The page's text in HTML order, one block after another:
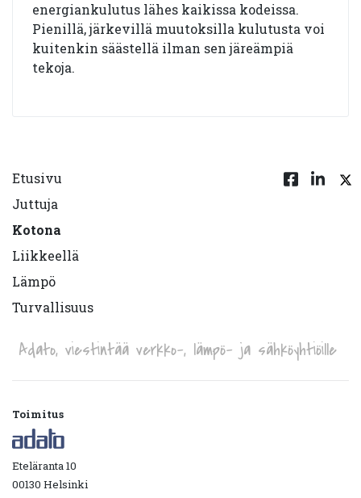
energiankulutus lähes kaikissa kodeissa.
Pienillä, järkevillä muutoksilla kulutusta voi
kuitenkin säästellä ilman sen järeämpiä
tekoja.
Etusivu
Juttuja
Kotona
Liikkeellä
Lämpö
Turvallisuus
Adato, viestintää verkko-, lämpö- ja sähköyhtiöille
Toimitus
Eteläranta 10
00130 Helsinki